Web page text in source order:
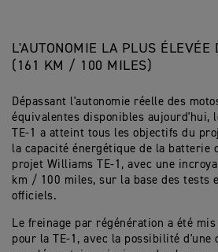
L'AUTONOMIE LA PLUS ÉLEVÉE
(161 KM / 100 MILES)
Dépassant l'autonomie réelle des
équivalentes disponibles aujourd'hui,
TE-1 a atteint tous les objectifs du
la capacité énergétique de la batterie
projet Williams TE-1, avec une
km / 100 miles, sur la base des tests
officiels.
Le freinage par régénération a été
pour la TE-1, avec la possibilité d'une